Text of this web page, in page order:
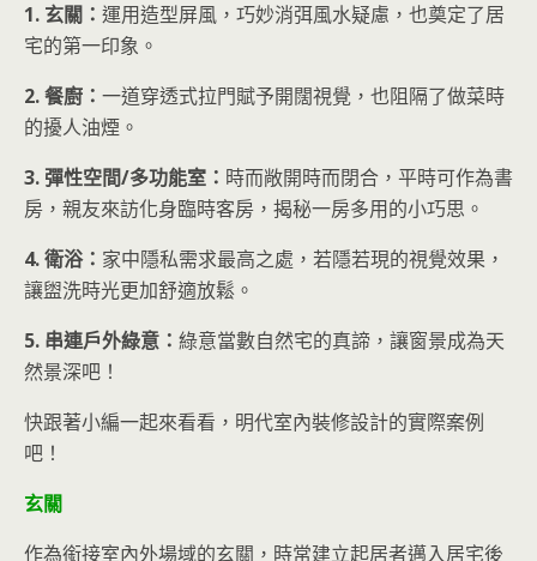
1. 玄關： 運用造型屏風，巧妙消弭風水疑慮，也奠定了居
宅的第一印象。
2. 餐廚： 一道穿透式拉門賦予開闊視覺，也阻隔了做菜時
的擾人油煙。
3. 彈性空間/多功能室： 時而敞開時而閉合，平時可作為書
房，親友來訪化身臨時客房，揭秘一房多用的小巧思。
4. 衛浴： 家中隱私需求最高之處，若隱若現的視覺效果，
讓盥洗時光更加舒適放鬆。
5. 串連戶外綠意： 綠意當數自然宅的真諦，讓窗景成為天
然景深吧！
快跟著小編一起來看看，明代室內裝修設計的實際案例
吧！
玄關
作為銜接室內外場域的玄關，時常建立起居者邁入居宅後